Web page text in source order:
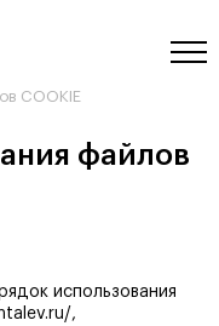
COOKIE
файлов
использования
,